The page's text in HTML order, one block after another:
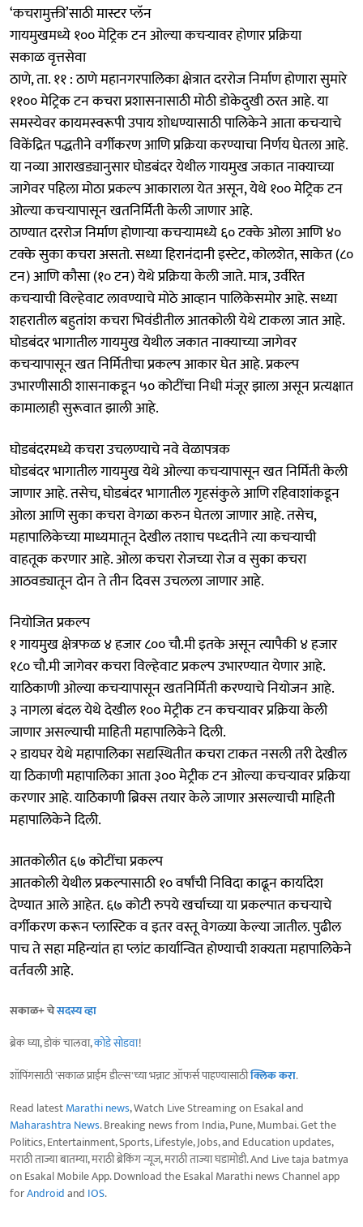
‘कचरामुक्ती’साठी मास्टर प्लॅन
गायमुखमध्ये १०० मेट्रिक टन ओल्या कचऱ्यावर होणार प्रक्रिया
सकाळ वृत्तसेवा
ठाणे, ता. ११ : ठाणे महानगरपालिका क्षेत्रात दररोज निर्माण होणारा सुमारे
११०० मेट्रिक टन कचरा प्रशासनासाठी मोठी डोकेदुखी ठरत आहे. या
समस्येवर कायमस्वरूपी उपाय शोधण्यासाठी पालिकेने आता कचऱ्याचे
विकेंद्रित पद्धतीने वर्गीकरण आणि प्रक्रिया करण्याचा निर्णय घेतला आहे.
या नव्या आराखड्यानुसार घोडबंदर येथील गायमुख जकात नाक्याच्या
जागेवर पहिला मोठा प्रकल्प आकाराला येत असून, येथे १०० मेट्रिक टन
ओल्या कचऱ्यापासून खतनिर्मिती केली जाणार आहे.
ठाण्यात दररोज निर्माण होणाऱ्या कचऱ्यामध्ये ६० टक्के ओला आणि ४०
टक्के सुका कचरा असतो. सध्या हिरानंदानी इस्टेट, कोलशेत, साकेत (८०
टन) आणि कौसा (१० टन) येथे प्रक्रिया केली जाते. मात्र, उर्वरित
कचऱ्याची विल्हेवाट लावण्याचे मोठे आव्हान पालिकेसमोर आहे. सध्या
शहरातील बहुतांश कचरा भिवंडीतील आतकोली येथे टाकला जात आहे.
घोडबंदर भागातील गायमुख येथील जकात नाक्याच्या जागेवर
कचऱ्यापासून खत निर्मितीचा प्रकल्प आकार घेत आहे. प्रकल्प
उभारणीसाठी शासनाकडून ५० कोटींचा निधी मंजूर झाला असून प्रत्यक्षात
कामालाही सुरूवात झाली आहे.
घोडबंदरमध्ये कचरा उचलण्याचे नवे वेळापत्रक
घोडबंदर भागातील गायमुख येथे ओल्या कचऱ्यापासून खत निर्मिती केली
जाणार आहे. तसेच, घोडबंदर भागातील गृहसंकुले आणि रहिवाशांकडून
ओला आणि सुका कचरा वेगळा करुन घेतला जाणार आहे. तसेच,
महापालिकेच्या माध्यमातून देखील तशाच पध्दतीने त्या कचऱ्याची
वाहतूक करणार आहे. ओला कचरा रोजच्या रोज व सुका कचरा
आठवड्यातून दोन ते तीन दिवस उचलला जाणार आहे.
नियोजित प्रकल्प
१ गायमुख क्षेत्रफळ ४ हजार ८०० चौ.मी इतके असून त्यापैकी ४ हजार
१८० चौ.मी जागेवर कचरा विल्हेवाट प्रकल्प उभारण्यात येणार आहे.
याठिकाणी ओल्या कचऱ्यापासून खतनिर्मिती करण्याचे नियोजन आहे.
३ नागला बंदल येथे देखील १०० मेट्रीक टन कचऱ्यावर प्रक्रिया केली
जाणार असल्याची माहिती महापालिकेने दिली.
२ डायघर येथे महापालिका सद्यस्थितीत कचरा टाकत नसली तरी देखील
या ठिकाणी महापालिका आता ३०० मेट्रीक टन ओल्या कचऱ्यावर प्रक्रिया
करणार आहे. याठिकाणी ब्रिक्स तयार केले जाणार असल्याची माहिती
महापालिकेने दिली.
आतकोलीत ६७ कोटींचा प्रकल्प
आतकोली येथील प्रकल्पासाठी १० वर्षांची निविदा काढून कार्यादेश
देण्यात आले आहेत. ६७ कोटी रुपये खर्चाच्या या प्रकल्पात कचऱ्याचे
वर्गीकरण करून प्लास्टिक व इतर वस्तू वेगळ्या केल्या जातील. पुढील
पाच ते सहा महिन्यांत हा प्लांट कार्यान्वित होण्याची शक्यता महापालिकेने
वर्तवली आहे.
सकाळ+ चेसदस्य व्हा
ब्रेक घ्या, डोकं चालवा,कोडे सोडवा!
शॉपिंगसाठी 'सकाळ प्राईम डील्स'च्या भन्नाट ऑफर्स पाहण्यासाठीक्लिक करा.
Read latestMarathi news, Watch Live Streaming on Esakal and
Maharashtra News. Breaking news from India, Pune, Mumbai. Get the
Politics, Entertainment, Sports, Lifestyle, Jobs, and Education updates,
मराठी ताज्या बातम्या, मराठी ब्रेकिंग न्यूज, मराठी ताज्या घडामोडी. And Live taja batmya
on Esakal Mobile App. Download the Esakal Marathi news Channel app
forAndroidand IOS.